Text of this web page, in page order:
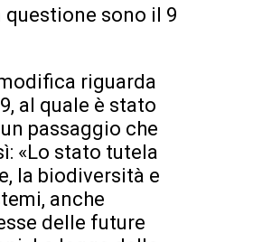
sono il 9
riguarda
al quale è stato
passaggio che
«Lo stato tutela
la biodiversità e
anche
delle future